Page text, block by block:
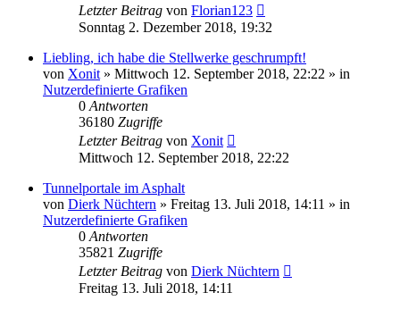
Letzter Beitrag von Florian123
Sonntag 2. Dezember 2018, 19:32
Liebling, ich habe die Stellwerke geschrumpft!
von Xonit » Mittwoch 12. September 2018, 22:22 » in
Nutzerdefinierte Grafiken
0 Antworten
36180 Zugriffe
Letzter Beitrag von Xonit
Mittwoch 12. September 2018, 22:22
Tunnelportale im Asphalt
von Dierk Nüchtern » Freitag 13. Juli 2018, 14:11 » in
Nutzerdefinierte Grafiken
0 Antworten
35821 Zugriffe
Letzter Beitrag von Dierk Nüchtern
Freitag 13. Juli 2018, 14:11